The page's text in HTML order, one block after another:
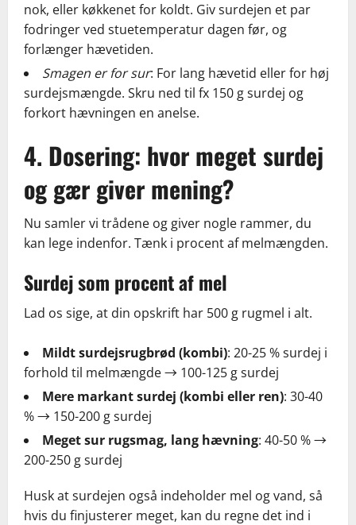
nok, eller køkkenet for koldt. Giv surdejen et par
fodringer ved stuetemperatur dagen før, og
forlænger hævetiden.
Smagen er for sur: For lang hævetid eller for høj
surdejsmængde. Skru ned til fx 150 g surdej og
forkort hævningen en anelse.
4. Dosering: hvor meget surdej
og gær giver mening?
Nu samler vi trådene og giver nogle rammer, du
kan lege indenfor. Tænk i procent af melmængden.
Surdej som procent af mel
Lad os sige, at din opskrift har 500 g rugmel i alt.
Mildt surdejsrugbrød (kombi): 20-25 % surdej i
forhold til melmængde → 100-125 g surdej
Mere markant surdej (kombi eller ren): 30-40
% → 150-200 g surdej
Meget sur rugsmag, lang hævning: 40-50 % →
200-250 g surdej
Husk at surdejen også indeholder mel og vand, så
hvis du finjusterer meget, kan du regne det ind i